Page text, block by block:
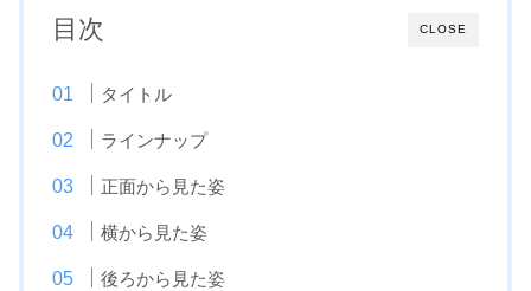
CLOSE
目次
タイトル
ラインナップ
正面から見た姿
横から見た姿
後ろから見た姿